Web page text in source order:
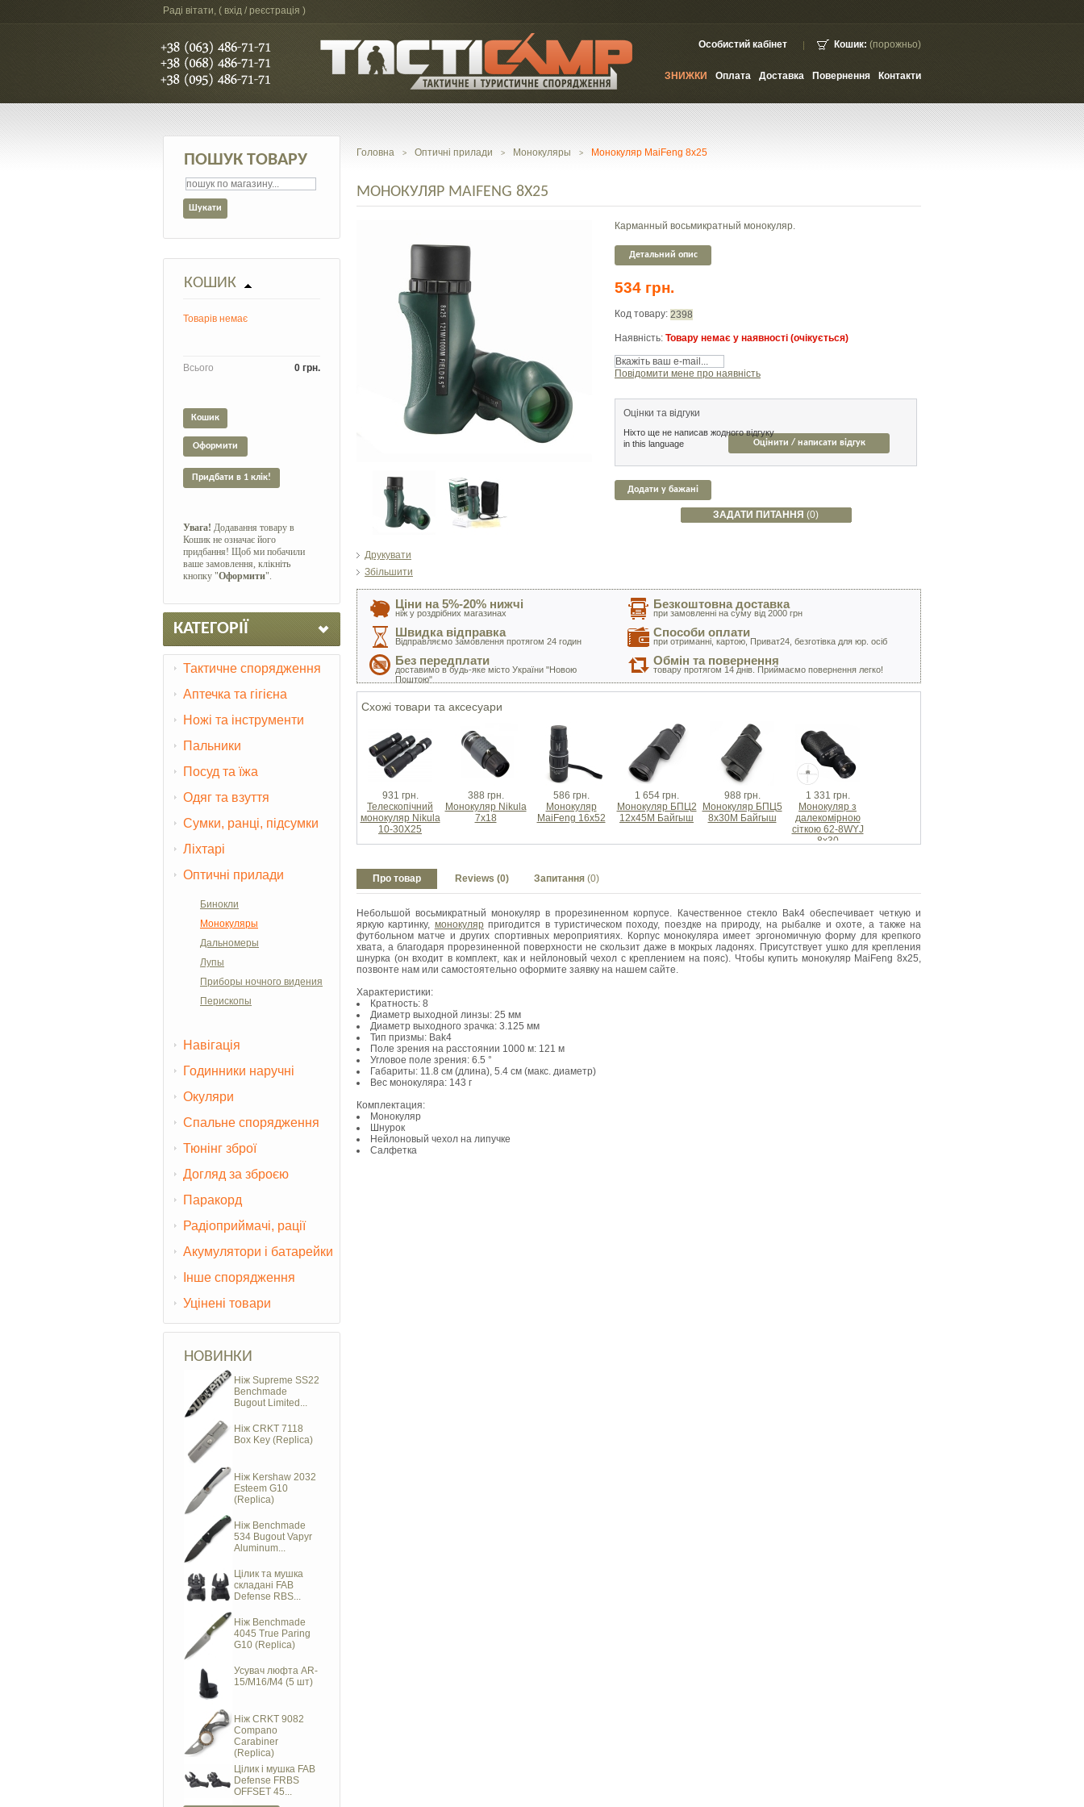
Раді вітати, ( вхід / реєстрація )
Кошик: (порожньо)
Особистий кабінет
Контакти
Повернення
Доставка
Оплата
ЗНИЖКИ
ПОШУК ТОВАРУ
КОШИК
Товарів немає
Всього 0 грн.
Кошик
Оформити
Придбати в 1 клік!
Увага! Додавання товару в
Кошик не означає його
придбання! Щоб ми побачили
ваше замовлення, клікніть
кнопку "Оформити".
КАТЕГОРІЇ
Тактичне спорядження
Аптечка та гігієна
Ножі та інструменти
Пальники
Посуд та їжа
Одяг та взуття
Сумки, ранці, підсумки
Ліхтарі
Оптичні прилади
Бинокли
Монокуляры
Дальномеры
Лупы
Приборы ночного видения
Перископы
Навігація
Годинники наручні
Окуляри
Спальне спорядження
Тюнінг зброї
Догляд за зброєю
Паракорд
Радіоприймачі, рації
Акумулятори і батарейки
Інше спорядження
Уцінені товари
НОВИНКИ
Ніж Supreme SS22
Benchmade
Bugout Limited...
Ніж CRKT 7118
Box Key (Replica)
Ніж Kershaw 2032
Esteem G10
(Replica)
Ніж Benchmade
534 Bugout Vapyr
Aluminum...
Цілик та мушка
складані FAB
Defense RBS...
Ніж Benchmade
4045 True Paring
G10 (Replica)
Усувач люфта AR-
15/M16/M4 (5 шт)
Ніж CRKT 9082
Compano
Carabiner
(Replica)
Цілик і мушка FAB
Defense FRBS
OFFSET 45...
Головна > Оптичні прилади > Монокуляры > Монокуляр MaiFeng 8x25
МОНОКУЛЯР MAIFENG 8X25
Друкувати
Збільшити
Карманный восьмикратный монокуляр.
Детальний опис
534 грн.
Код товару: 2398
Наявність: Товару немає у наявності (очікується)
Повідомити мене про наявність
Оцінки та відгуки
Ніхто ще не написав жодного відгуку
in this language
Оцінити / написати відгук
Додати у бажані
ЗАДАТИ ПИТАННЯ (0)
Ціни на 5%-20% нижчі
ніж у роздрібних магазинах
Швидка відправка
Відправляємо замовлення протягом 24 годин
Без передплати
доставимо в будь-яке місто України "Новою
Поштою"
Безкоштовна доставка
при замовленні на суму від 2000 грн
Способи оплати
при отриманні, картою, Приват24, безготівка для юр. осіб
Обмін та повернення
товару протягом 14 днів. Приймаємо повернення легко!
Схожі товари та аксесуари
931 грн.
Телескопічний
монокуляр Nikula
10-30X25
388 грн.
Монокуляр Nikula
7x18
586 грн.
Монокуляр
MaiFeng 16x52
1 654 грн.
Монокуляр БПЦ2
12x45M Байгыш
988 грн.
Монокуляр БПЦ5
8x30М Байгыш
1 331 грн.
Монокуляр з
далекомірною
сіткою 62-8WYJ
8x30
Про товар Reviews (0) Запитання (0)
Небольшой восьмикратный монокуляр в прорезиненном корпусе. Качественное стекло Bak4 обеспечивает четкую и
яркую картинку, монокулярпригодится в туристическом походу, поездке на природу, на рыбалке и охоте, а также на
футбольном матче и других спортивных мероприятиях. Корпус монокуляра имеет эргономичную форму для крепкого
хвата, а благодаря прорезиненной поверхности не скользит даже в мокрых ладонях. Присутствует ушко для крепления
шнурка (он входит в комплект, как и нейлоновый чехол с креплением на пояс). Чтобы купить монокуляр MaiFeng 8x25,
позвонте нам или самостоятельно оформите заявку на нашем сайте.
Характеристики:
Кратность: 8
Диаметр выходной линзы: 25 мм
Диаметр выходного зрачка: 3.125 мм
Тип призмы: Bak4
Поле зрения на расстоянии 1000 м: 121 м
Угловое поле зрения: 6.5 °
Габариты: 11.8 см (длина), 5.4 см (макс. диаметр)
Вес монокуляра: 143 г
Комплектация:
Монокуляр
Шнурок
Нейлоновый чехол на липучке
Салфетка